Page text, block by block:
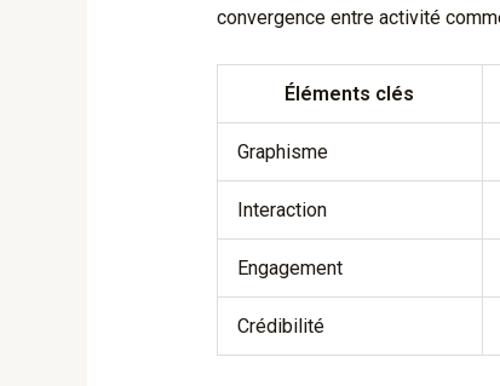
convergence entre activité
Éléments clés
Graphisme
Interaction
Engagement
Crédibilité